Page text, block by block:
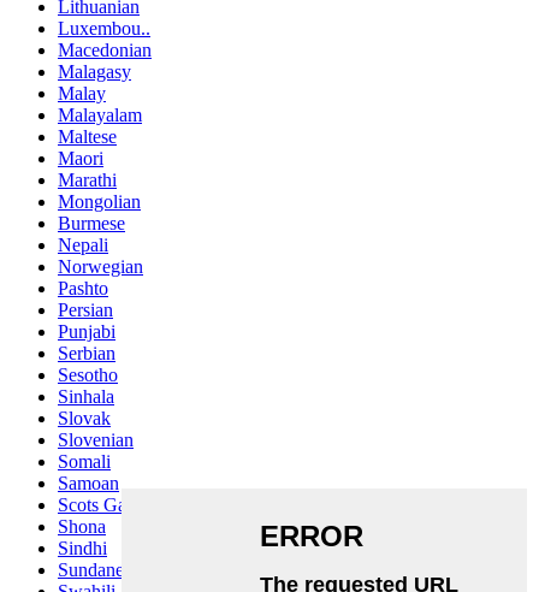
Lithuanian
Luxembou..
Macedonian
Malagasy
Malay
Malayalam
Maltese
Maori
Marathi
Mongolian
Burmese
Nepali
Norwegian
Pashto
Persian
Punjabi
Serbian
Sesotho
Sinhala
Slovak
Slovenian
Somali
Samoan
Scots Gaelic
Shona
Sindhi
Sundanese